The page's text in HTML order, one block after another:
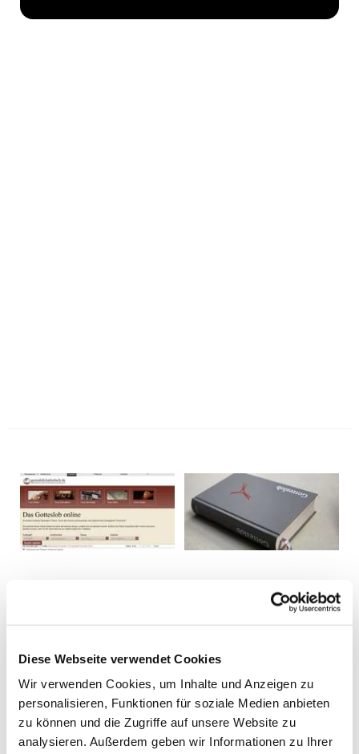
Diese Webseite verwendet Cookies
Wir verwenden Cookies, um Inhalte und Anzeigen zu
personalisieren, Funktionen für soziale Medien anbieten
zu können und die Zugriffe auf unsere Website zu
analysieren. Außerdem geben wir Informationen zu Ihrer